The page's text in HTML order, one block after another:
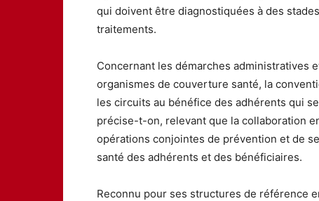
qui doivent être diagnostiquées à des
traitements.
Concernant les démarches administratives
organismes de couverture santé, la
les circuits au bénéfice des adhérents qui
précise-t-on, relevant que la collaboration
opérations conjointes de prévention et de
santé des adhérents et des bénéficiaires.
Reconnu pour ses structures de référence